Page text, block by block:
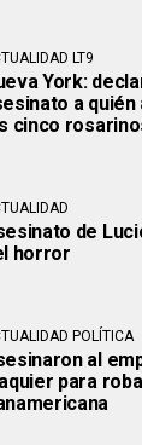
LT9
York:
a
cinco
de
horror
POLÍTICA
al
para